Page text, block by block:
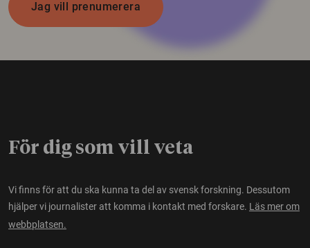
Jag vill prenumerera
För dig som vill veta
Vi finns för att du ska kunna ta del av svensk forskning. Dessutom
hjälper vi journalister att komma i kontakt med forskare. Läs mer om
webbplatsen.